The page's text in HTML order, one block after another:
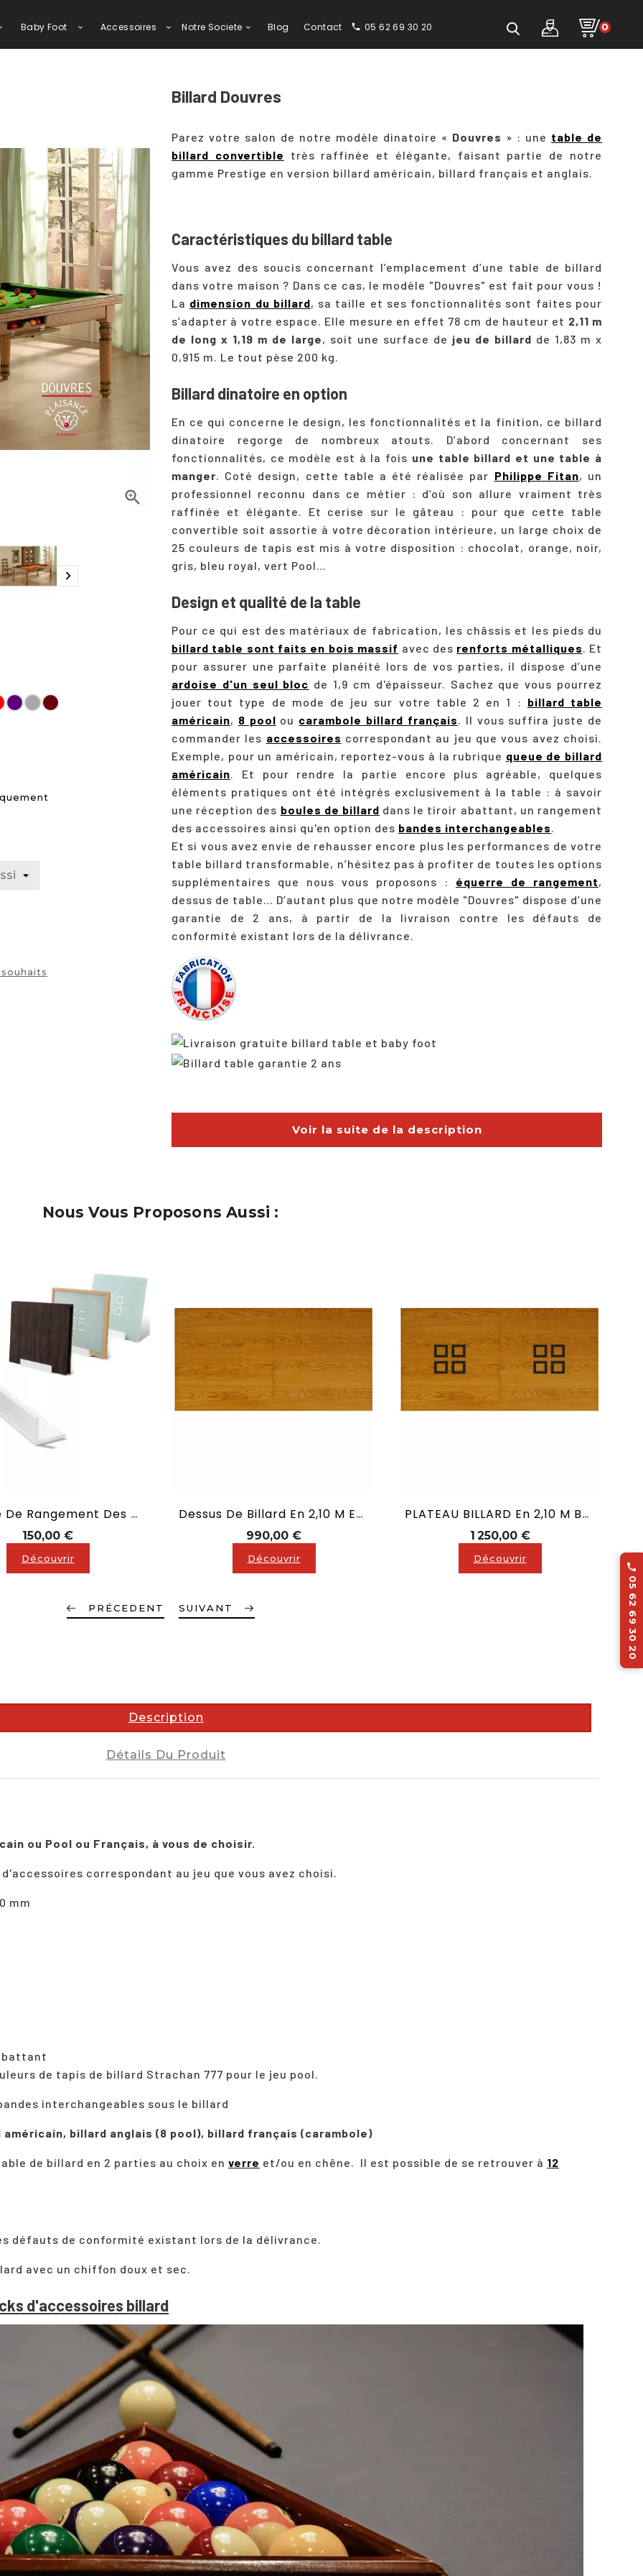
0
Baby Foot Accessoires Notre Societe Blog Contact phone 05 62 69 30 20


15-
PurpleGrisBordeaux
Billard Douvres
Parez votre salon de notre modèle dinatoire « Douvres » : une table de
billard convertible très raffinée et élégante, faisant partie de notre
gamme Prestige en version billard américain, billard français et anglais.
Caractéristiques du billard table
Vous avez des soucis concernant l’emplacement d’une table de billard
dans votre maison ? Dans ce cas, le modèle "Douvres" est fait pour vous !
La dimension du billard, sa taille et ses fonctionnalités sont faites pour
s’adapter à votre espace. Elle mesure en effet 78 cm de hauteur et 2,11 m
de long x 1,19 m de large, soit une surface de jeu de billard de 1,83 m x
0,915 m. Le tout pèse 200 kg.
Billard dinatoire en option
En ce qui concerne le design, les fonctionnalités et la finition, ce billard
dinatoire regorge de nombreux atouts. D’abord concernant ses
fonctionnalités, ce modèle est à la fois une table billard et une table à
manger. Coté design, cette table a été réalisée par Philippe Fitan, un
professionnel reconnu dans ce métier : d’où son allure vraiment très
raffinée et élégante. Et cerise sur le gâteau : pour que cette table
convertible soit assortie à votre décoration intérieure, un large choix de
25 couleurs de tapis est mis à votre disposition : chocolat, orange, noir,
gris, bleu royal, vert Pool…
Design et qualité de la table
Pour ce qui est des matériaux de fabrication, les châssis et les pieds du
billard table sont faits en bois massif avec des renforts métalliques. Et
pour assurer une parfaite planéité lors de vos parties, il dispose d’une
ardoise d'un seul bloc de 1,9 cm d'épaisseur. Sachez que vous pourrez
jouer tout type de mode de jeu sur votre table 2 en 1 : billard table
américain, 8 pool ou carambole billard français. Il vous suffira juste de
commander les accessoires correspondant au jeu que vous avez choisi.
Exemple, pour un américain, reportez-vous à la rubrique queue de billard
américain. Et pour rendre la partie encore plus agréable, quelques
éléments pratiques ont été intégrés exclusivement à la table : à savoir
une réception des boules de billard dans le tiroir abattant, un rangement
des accessoires ainsi qu'en option des bandes interchangeables.
Et si vous avez envie de rehausser encore plus les performances de votre
table billard transformable, n’hésitez pas à profiter de toutes les options
supplémentaires que nous vous proposons : équerre de rangement,
dessus de table… D’autant plus que notre modèle "Douvres" dispose d’une
garantie de 2 ans, à partir de la livraison contre les défauts de
conformité existant lors de la délivrance.
Voir la suite de la description
Nous Vous Proposons Aussi :
Equerre De Rangement Des Dessus De Billards
150,00 €Prix
Découvrir
Dessus De Billard En 2,10 M En Chêne Teinté N°1 Avec Allonge Incluse
990,00 €Prix
Découvrir
PLATEAU BILLARD En 2,10 M BOIS Chêne Teinté AVEC ALLONGE ET DÉCORS A CARRÉS NOIR Ou BLANC
1 250,00 €Prix
Découvrir
PRÉCEDENT SUIVANT
Description
Détails Du Produit
ou Pool ou Français, à vous de choisir.
correspondant au jeu que vous avez choisi.
mm
de tapis de billard Strachan 777 pour le jeu pool.
interchangeables sous le billard
billard anglais (8 pool), billard français (carambole)
de billard en 2 parties au choix en verre et/ou en chêne. Il est possible de se retrouver à 12
défauts de conformité existant lors de la délivrance.
avec un chiffon doux et sec.
d'accessoires billard

05 62 69 30 20